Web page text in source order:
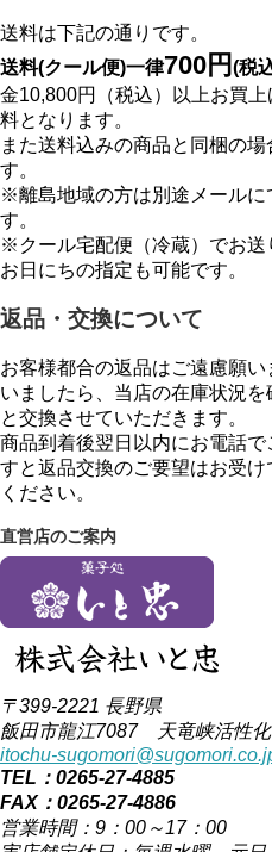
送料は下記の通りです。
送料(クール便)一律700円 (税
金10,800円（税込）以上お買
料となります。
また送料込みの商品と同梱の
す。
※離島地域の方は別途メールに
す。
※クール宅配便（冷蔵）でお送
お日にちの指定も可能です。
返品・交換について
お客様都合の返品はご遠慮願
いましたら、当店の在庫状況
と交換させていただきます。
商品到着後翌日以内にお電話
すと返品交換のご要望はお受
ください。
直営店のご案内
〒399-2221 長野県
飯田市龍江7087 天竜峡活性
itochu-
TEL：0265-27-4885
FAX：0265-27-4886
営業時間：9：00～17：00